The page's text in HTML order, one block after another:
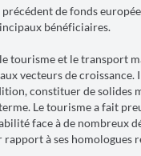
précédent de fonds
bénéficiaires.
tourisme et le transport
vecteurs de croissance.
constituer de solides
Le tourisme a fait
face à de nombreux
à ses homologues